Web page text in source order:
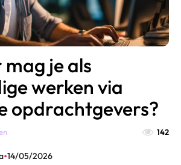
je als
werken via
opdrachtgevers?
142
•14/05/2026